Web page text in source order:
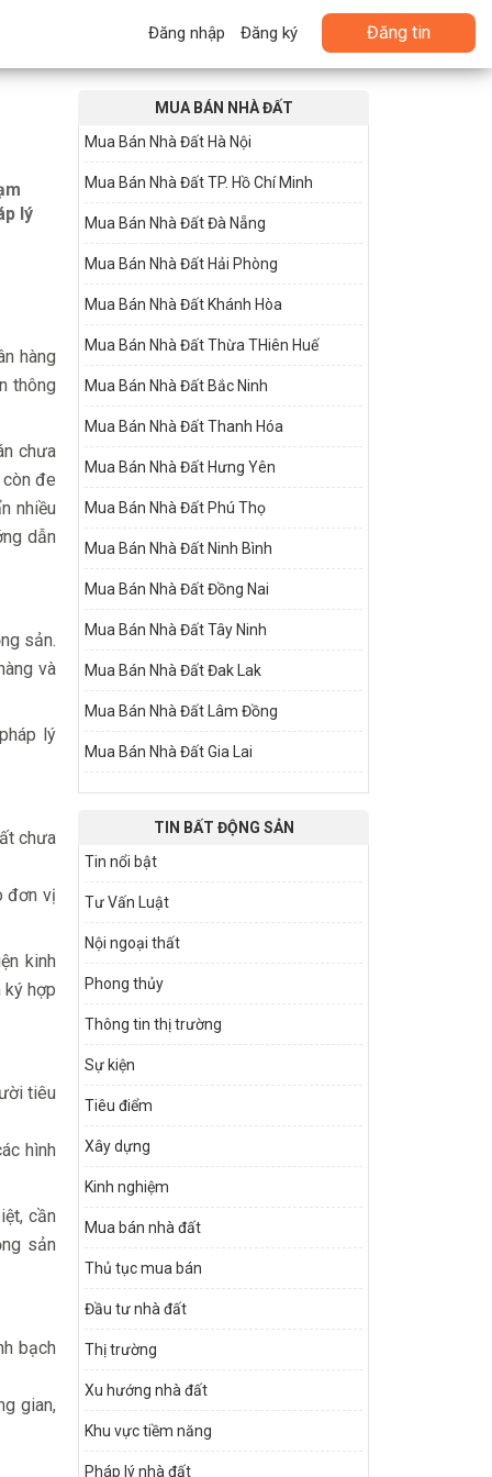
Đăng nhập Đăng ký Đăng tin
lý
hàng
thông
chưa
đe
nhiều
dẫn
sản.
và
lý
chưa
đơn vị
kinh
ký hợp
tiêu
hình
cần
sản
bạch
gian,
MUA BÁN NHÀ ĐẤT
Mua Bán Nhà Đất Hà Nội
Mua Bán Nhà Đất TP. Hồ Chí Minh
Mua Bán Nhà Đất Đà Nẵng
Mua Bán Nhà Đất Hải Phòng
Mua Bán Nhà Đất Khánh Hòa
Mua Bán Nhà Đất Thừa THiên Huế
Mua Bán Nhà Đất Bắc Ninh
Mua Bán Nhà Đất Thanh Hóa
Mua Bán Nhà Đất Hưng Yên
Mua Bán Nhà Đất Phú Thọ
Mua Bán Nhà Đất Ninh Bình
Mua Bán Nhà Đất Đồng Nai
Mua Bán Nhà Đất Tây Ninh
Mua Bán Nhà Đất Đak Lak
Mua Bán Nhà Đất Lâm Đồng
Mua Bán Nhà Đất Gia Lai
TIN BẤT ĐỘNG SẢN
Tin nổi bật
Tư Vấn Luật
Nội ngoại thất
Phong thủy
Thông tin thị trường
Sự kiện
Tiêu điểm
Xây dựng
Kinh nghiệm
Mua bán nhà đất
Thủ tục mua bán
Đầu tư nhà đất
Thị trường
Xu hướng nhà đất
Khu vực tiềm năng
Pháp lý nhà đất